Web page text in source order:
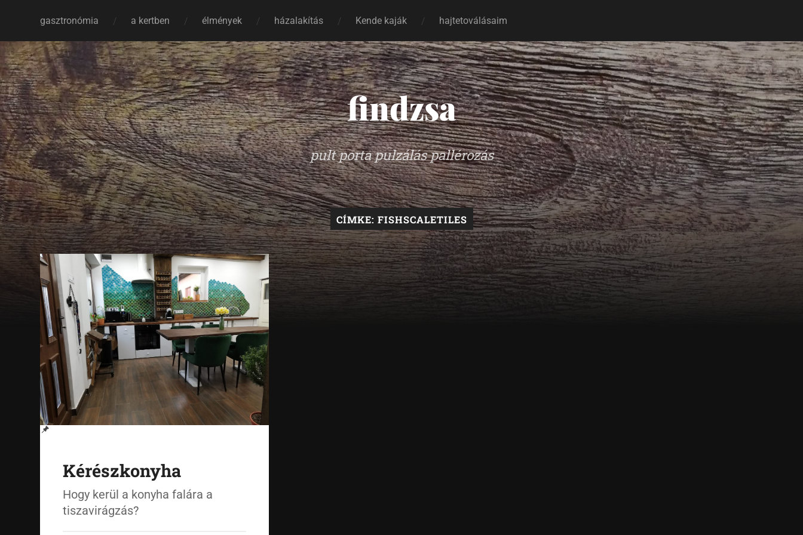
gasztronómia a kertben élmények házalakítás Kende kaják hajtetoválásaim
findzsa
pult porta pulzálás pallérozás
CÍMKE: FISHSCALETILES
Kérészkonyha
Hogy kerül a konyha falára a
tiszavirágzás?